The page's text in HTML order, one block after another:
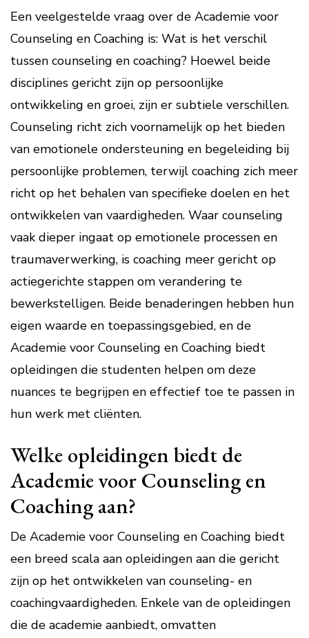
Een veelgestelde vraag over de Academie voor
Counseling en Coaching is: Wat is het verschil
tussen counseling en coaching? Hoewel beide
disciplines gericht zijn op persoonlijke
ontwikkeling en groei, zijn er subtiele verschillen.
Counseling richt zich voornamelijk op het bieden
van emotionele ondersteuning en begeleiding bij
persoonlijke problemen, terwijl coaching zich meer
richt op het behalen van specifieke doelen en het
ontwikkelen van vaardigheden. Waar counseling
vaak dieper ingaat op emotionele processen en
traumaverwerking, is coaching meer gericht op
actiegerichte stappen om verandering te
bewerkstelligen. Beide benaderingen hebben hun
eigen waarde en toepassingsgebied, en de
Academie voor Counseling en Coaching biedt
opleidingen die studenten helpen om deze
nuances te begrijpen en effectief toe te passen in
hun werk met cliënten.
Welke opleidingen biedt de
Academie voor Counseling en
Coaching aan?
De Academie voor Counseling en Coaching biedt
een breed scala aan opleidingen aan die gericht
zijn op het ontwikkelen van counseling- en
coachingvaardigheden. Enkele van de opleidingen
die de academie aanbiedt, omvatten